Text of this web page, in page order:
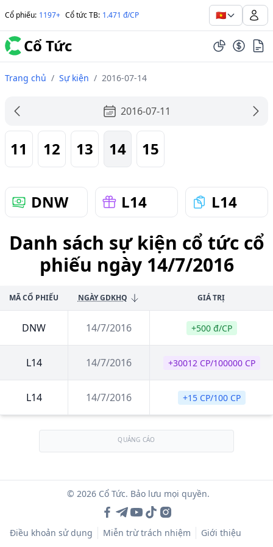
Cổ phiếu: 1197+ Cổ tức TB: 1.471 đ/CP 🇻🇳
Cổ Tức
Trang chủ / Sự kiện / 2016-07-14
2016-07-11
11 12 13 14 15
DNW L14 L14
Danh sách sự kiện cổ tức cổ
phiếu ngày 14/7/2016
MÃ CỔ PHIẾU NGÀY GDKHQ GIÁ TRỊ
DNW 14/7/2016 +500 đ/CP
L14 14/7/2016 +30012 CP/100000 CP
L14 14/7/2016 +15 CP/100 CP
QUẢNG CÁO
© 2026 Cổ Tức. Bảo lưu mọi quyền.
Điều khoản sử dụng Miễn trừ trách nhiệm Giới thiệu